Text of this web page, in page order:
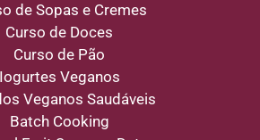
de Sopas e Cremes
Curso de Doces
Curso de Pão
Iogurtes Veganos
Veganos Saudáveis
Batch Cooking